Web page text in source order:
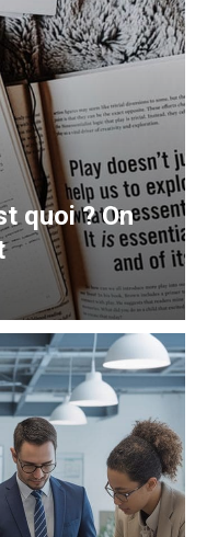
quoi ? On